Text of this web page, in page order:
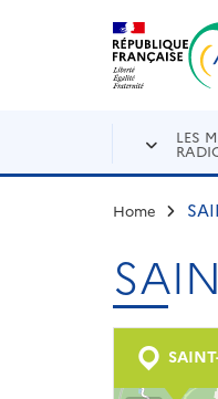
Aller au contenu
LES
Home